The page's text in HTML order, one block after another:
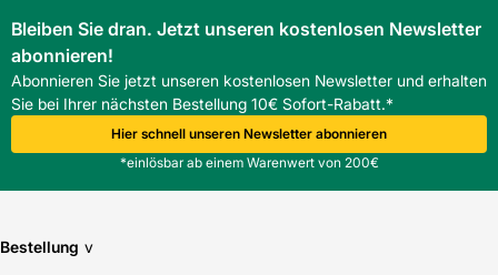
Bleiben Sie dran. Jetzt unseren kostenlosen Newsletter
abonnieren!
Abonnieren Sie jetzt unseren kostenlosen Newsletter und erhalten
Sie bei Ihrer nächsten Bestellung 10€ Sofort-Rabatt.*
Hier schnell unseren Newsletter abonnieren
*einlösbar ab einem Warenwert von 200€
Bestellung v